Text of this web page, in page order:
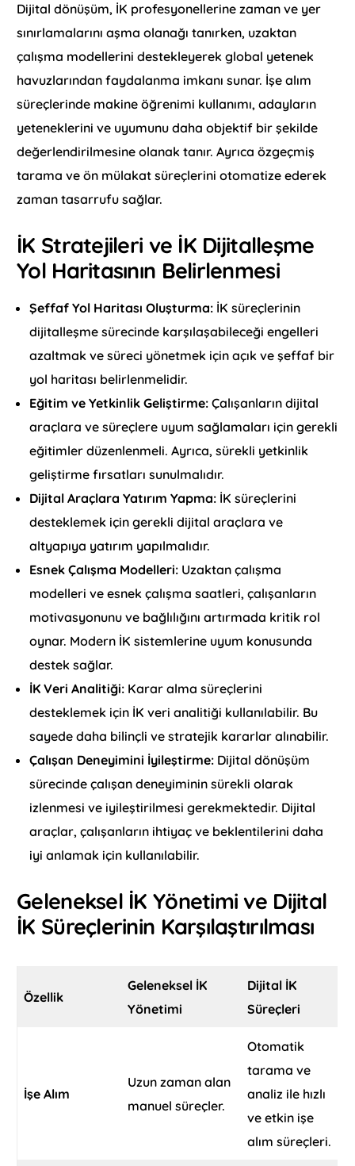
Dijital dönüşüm, İK profesyonellerine zaman ve yer
sınırlamalarını aşma olanağı tanırken, uzaktan
çalışma modellerini destekleyerek global yetenek
havuzlarından faydalanma imkanı sunar. İşe alım
süreçlerinde makine öğrenimi kullanımı, adayların
yeteneklerini ve uyumunu daha objektif bir şekilde
değerlendirilmesine olanak tanır. Ayrıca özgeçmiş
tarama ve ön mülakat süreçlerini otomatize ederek
zaman tasarrufu sağlar.
İK Stratejileri ve İK Dijitalleşme
Yol Haritasının Belirlenmesi
Şeffaf Yol Haritası Oluşturma: İK süreçlerinin
dijitalleşme sürecinde karşılaşabileceği engelleri
azaltmak ve süreci yönetmek için açık ve şeffaf bir
yol haritası belirlenmelidir.
Eğitim ve Yetkinlik Geliştirme:Çalışanların dijital
araçlara ve süreçlere uyum sağlamaları için gerekli
eğitimler düzenlenmeli. Ayrıca, sürekli yetkinlik
geliştirme fırsatları sunulmalıdır.
Dijital Araçlara Yatırım Yapma: İK süreçlerini
desteklemek için gerekli dijital araçlara ve
altyapıya yatırım yapılmalıdır.
Esnek Çalışma Modelleri: Uzaktan çalışma
modelleri ve esnek çalışma saatleri, çalışanların
motivasyonunu ve bağlılığını artırmada kritik rol
oynar. Modern İK sistemlerine uyum konusunda
destek sağlar.
İK Veri Analitiği: Karar alma süreçlerini
desteklemek için İK veri analitiği kullanılabilir. Bu
sayede daha bilinçli ve stratejik kararlar alınabilir.
Çalışan Deneyimini İyileştirme: Dijital dönüşüm
sürecinde çalışan deneyiminin sürekli olarak
izlenmesi ve iyileştirilmesi gerekmektedir. Dijital
araçlar, çalışanların ihtiyaç ve beklentilerini daha
iyi anlamak için kullanılabilir.
Geleneksel İK Yönetimi ve Dijital
İK Süreçlerinin Karşılaştırılması
Özellik
Geleneksel İK
Yönetimi
Dijital İK
Süreçleri
İşe Alım
Uzun zaman alan
manuel süreçler.
Otomatik
tarama ve
analiz ile hızlı
ve etkin işe
alım süreçleri.